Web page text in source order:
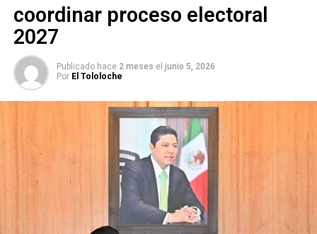
coordinar proceso electoral
2027
Publicado hace 2 meses el junio 5, 2026
Por El Tololoche